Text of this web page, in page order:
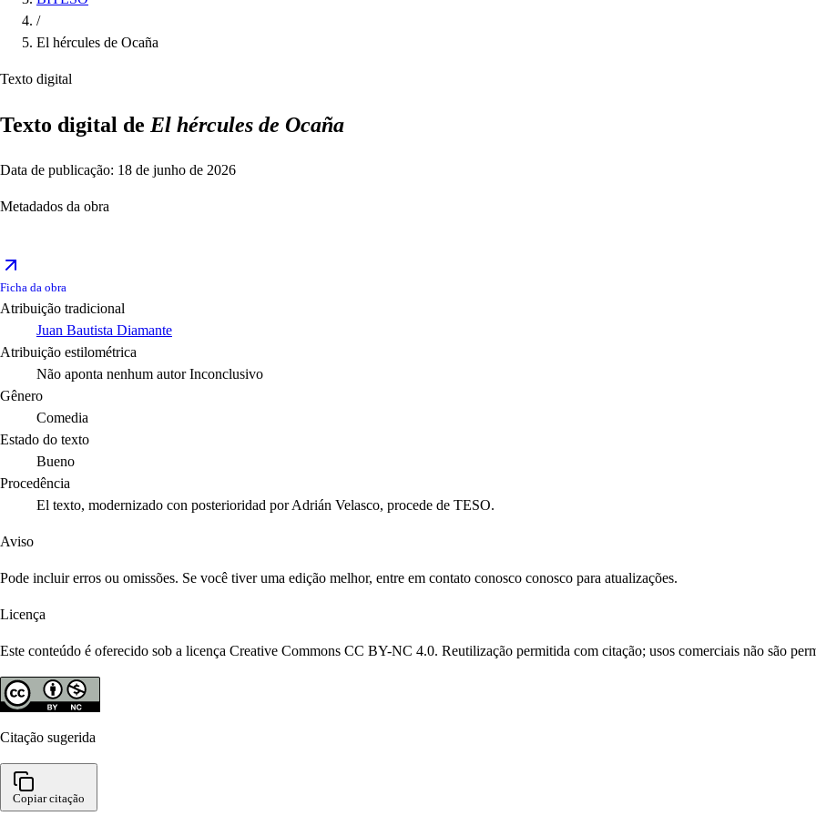
/
El hércules de Ocaña
Texto digital
Texto digital de El hércules de Ocaña
Data de publicação: 18 de junho de 2026
Metadados da obra
Ficha da obra
Atribuição tradicional
Juan Bautista Diamante
Atribuição estilométrica
Não aponta nenhum autor Inconclusivo
Gênero
Comedia
Estado do texto
Bueno
Procedência
El texto, modernizado con posterioridad por Adrián Velasco, procede de TESO.
Aviso
Pode incluir erros ou omissões. Se você tiver uma edição melhor, entre em contato conosco conosco para atualizações.
Licença
Este conteúdo é oferecido sob a licença Creative Commons CC BY-NC 4.0. Reutilização permitida com citação; usos comerciais não são
Citação sugerida
Copiar citação